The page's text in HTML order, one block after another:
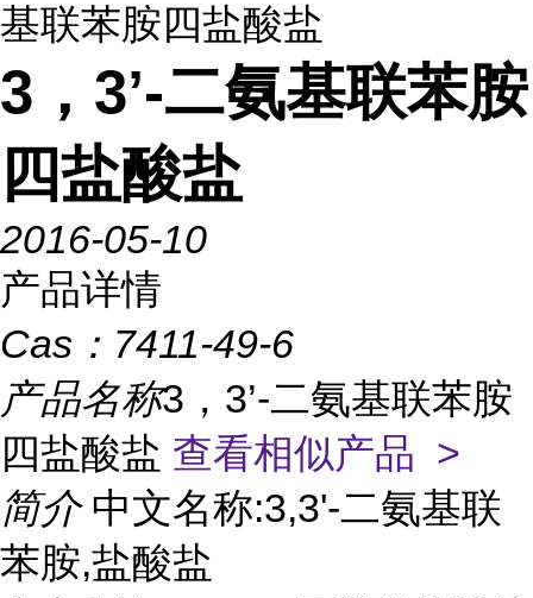
基联苯胺四盐酸盐
3，3’-二氨基联苯胺
四盐酸盐
2016-05-10
产品详情
Cas： 7411-49-6
产品名称3，3’-二氨基联苯胺
四盐酸盐 查看相似产品 >
简介 中文名称:3,3'-二氨基联
苯胺,盐酸盐